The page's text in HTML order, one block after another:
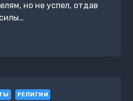
но не успел, отдав
РЕЛИГИИ